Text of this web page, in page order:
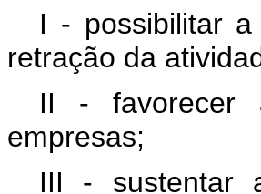
I - possibilitar
retração da
II - favorecer
empresas;
III - sustentar